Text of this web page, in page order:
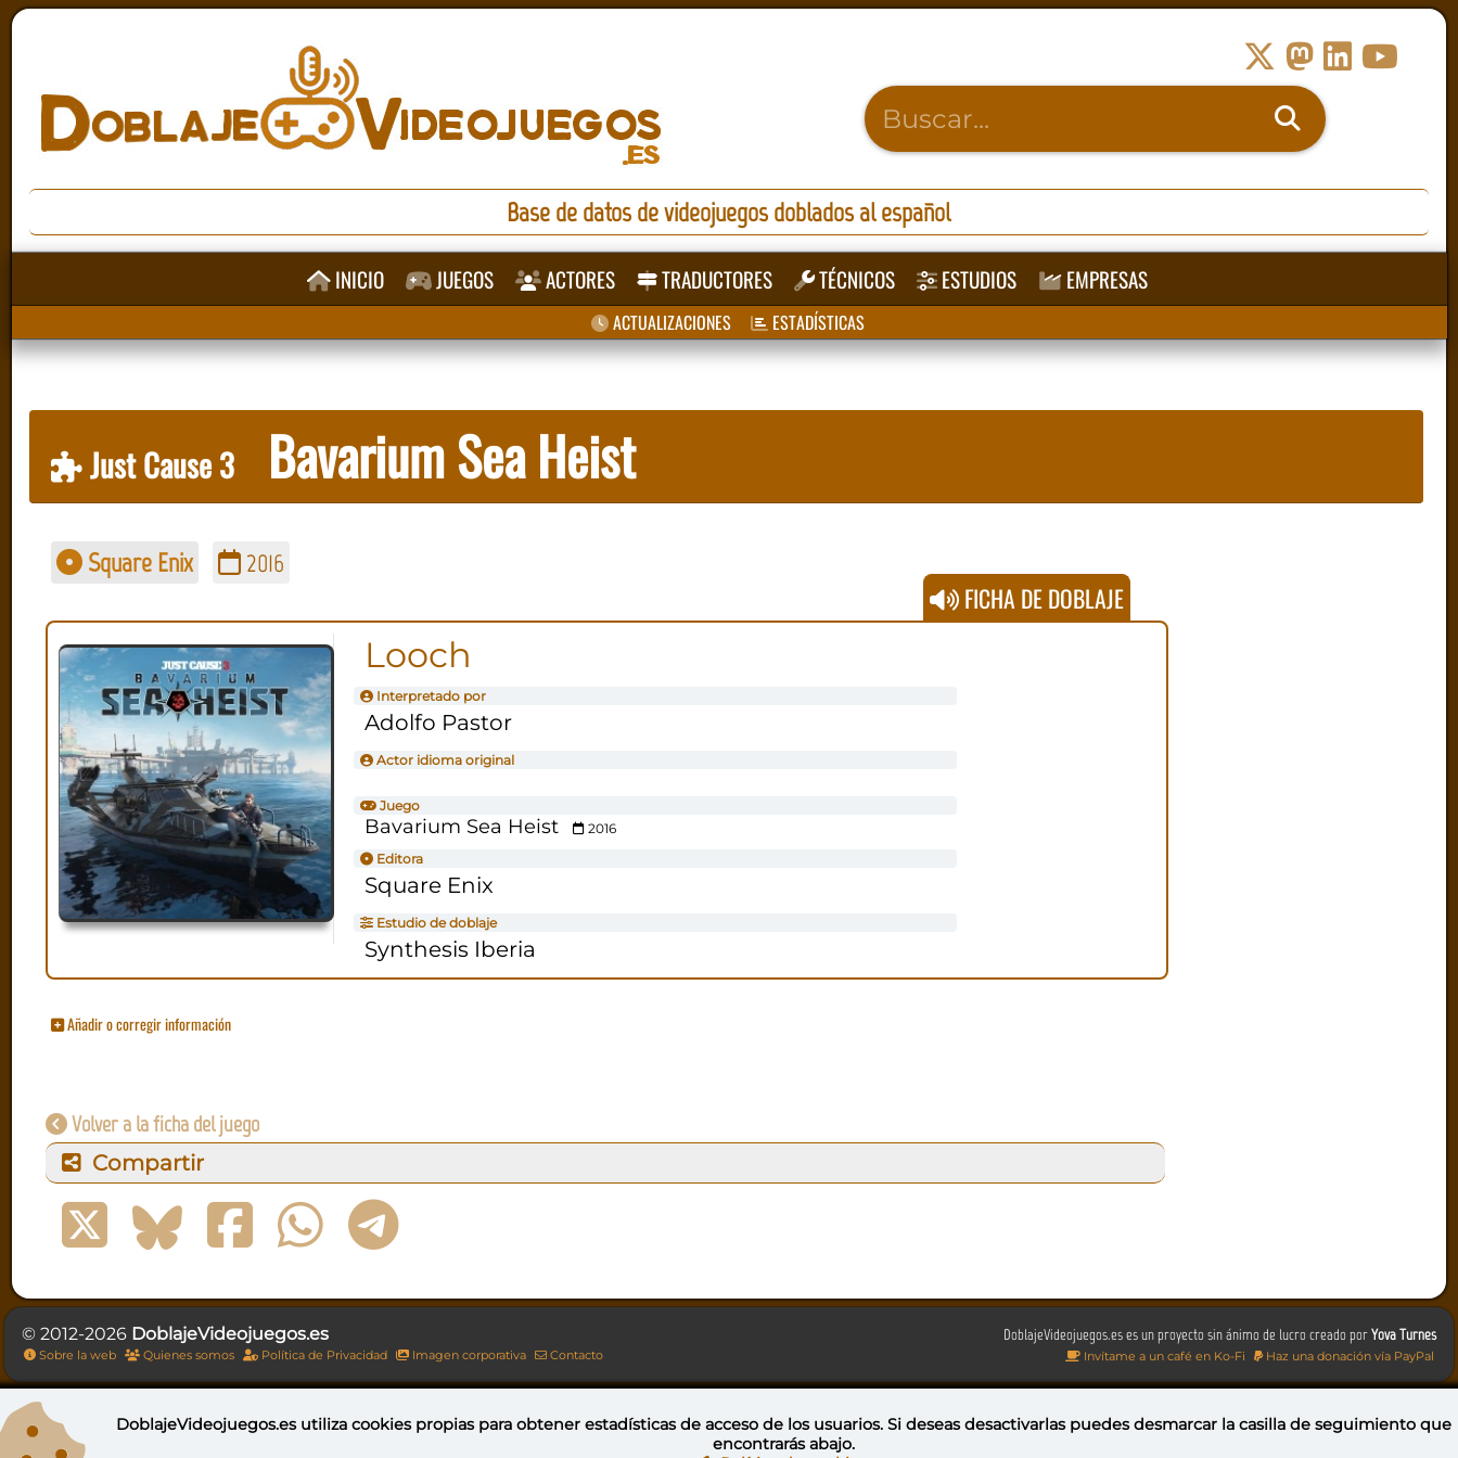
Base de datos de videojuegos doblados al español
INICIO JUEGOS ACTORES TRADUCTORES TÉCNICOS ESTUDIOS EMPRESAS
ACTUALIZACIONES ESTADÍSTICAS
Just Cause 3 Bavarium Sea Heist
Square Enix 2016
FICHA DE DOBLAJE
Looch
Interpretado por
Adolfo Pastor
Actor idioma original
Juego
Bavarium Sea Heist
2016
Editora
Square Enix
Estudio de doblaje
Synthesis Iberia
Añadir o corregir información
Volver a la ficha del juego
Compartir
DoblajeVideojuegos.es es un proyecto sin ánimo de lucro creado porYova Turnes
Invítame a un café en Ko-Fi Haz una donación vía PayPal
© 2012-2026 DoblajeVideojuegos.es
Sobre la web Quienes somos Política de Privacidad Imagen corporativa Contacto
Esta obra está bajo una licencia de Creative Commons Reconocimiento-NoComercial-CompartirIgual 4.0 Internacional
DoblajeVideojuegos.es utilizacookies propiaspara obtener estadísticas de acceso de los usuarios. Si deseas desactivarlas puedesdesmarcar la casilla de seguimiento que
encontrarás abajo.